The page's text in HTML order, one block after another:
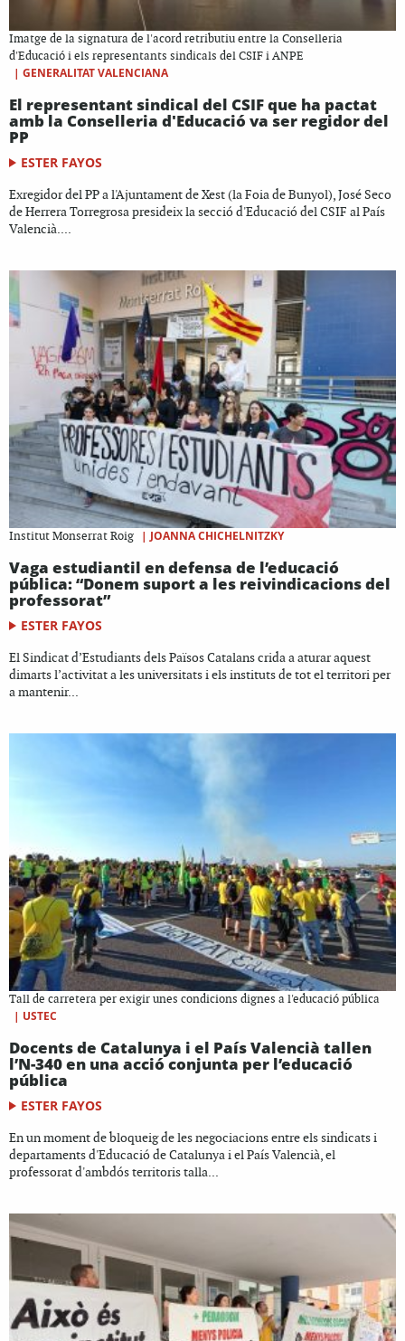
Imatge de la signatura de l'acord retributiu entre la Conselleria
d'Educació i els representants sindicals del CSIF i ANPE
| GENERALITAT VALENCIANA
El representant sindical del CSIF que ha pactat
amb la Conselleria d'Educació va ser regidor del
PP
ESTER FAYOS
Exregidor del PP a l'Ajuntament de Xest (la Foia de Bunyol), José Seco
de Herrera Torregrosa presideix la secció d'Educació del CSIF al País
Valencià....
Institut Monserrat Roig | JOANNA CHICHELNITZKY
Vaga estudiantil en defensa de l’educació
pública: “Donem suport a les reivindicacions del
professorat”
ESTER FAYOS
El Sindicat d’Estudiants dels Països Catalans crida a aturar aquest
dimarts l’activitat a les universitats i els instituts de tot el territori per
a mantenir...
Tall de carretera per exigir unes condicions dignes a l'educació pública
| USTEC
Docents de Catalunya i el País Valencià tallen
l’N-340 en una acció conjunta per l’educació
pública
ESTER FAYOS
En un moment de bloqueig de les negociacions entre els sindicats i
departaments d'Educació de Catalunya i el País Valencià, el
professorat d'ambdós territoris talla...